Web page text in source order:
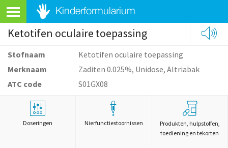
Ketotifen oculaire toepassing
Stofnaam
Ketotifen oculaire toepassing
Merknaam
Zaditen 0.025%, Unidose, Altriabak
ATC code
S01GX08
Doseringen Nierfunctiestoornissen
Produkten, hulpstoffen,
toediening en tekorten